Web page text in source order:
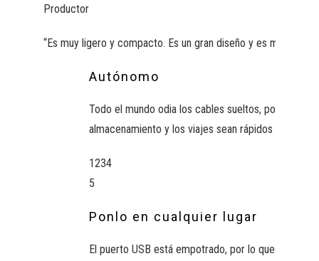
Productor
“Es muy ligero y compacto. Es un gran diseño y es muy
Autónomo
Todo el mundo odia los cables sueltos, por lo que
almacenamiento y los viajes sean rápidos y fáciles.
1234
5
Ponlo en cualquier lugar
El puerto USB está empotrado, por lo que no